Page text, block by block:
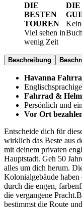
DIE
BESTEN
TOUREN
Viel sehen in
wenig Zeit
DIE
Beschreibung
Havanna
Fahrrad &
Persönlich und
Vor Ort
Entscheide dich für
wirklich das Beste aus
mit deinem privaten
Hauptstadt. Geh 50
alles um dich herum.
Kolonialgebäude
durch die engen,
die vergangene
bestimmst die Route